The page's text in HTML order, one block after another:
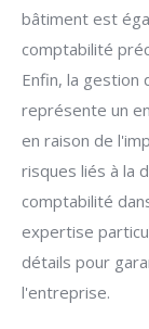
bâtiment est
comptabilité
Enfin, la gestion
représente un
en raison de
risques liés à la
comptabilité
expertise
détails pour
l'entreprise.